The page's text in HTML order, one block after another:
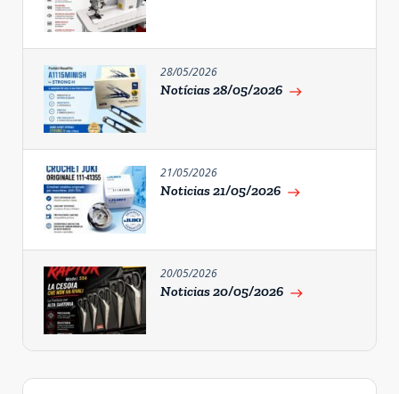
28/05/2026
Notícias 28/05/2026 east
21/05/2026
Noticias 21/05/2026 east
20/05/2026
Noticias 20/05/2026 east